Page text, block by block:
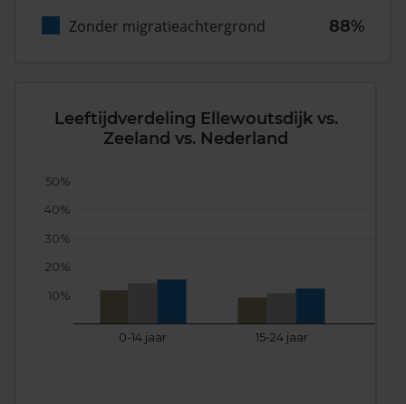
Zonder migratieachtergrond
88%
Leeftijdverdeling Ellewoutsdijk vs.
Zeeland vs. Nederland
0-14 jaar 15-24 jaar
10%
20%
30%
40%
50%